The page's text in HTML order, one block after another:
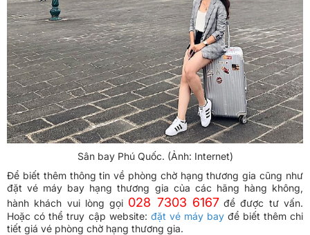
Sân bay Phú Quốc. (Ảnh: Internet)
Để biết thêm thông tin về phòng chờ hạng thương gia cũng như
đặt vé máy bay hạng thương gia của các hãng hàng không,
hành khách vui lòng gọi 028 7303 6167 để được tư vấn.
Hoặc có thể truy cập website: đặt vé máy bay để biết thêm chi
tiết giá vé phòng chờ hạng thương gia.